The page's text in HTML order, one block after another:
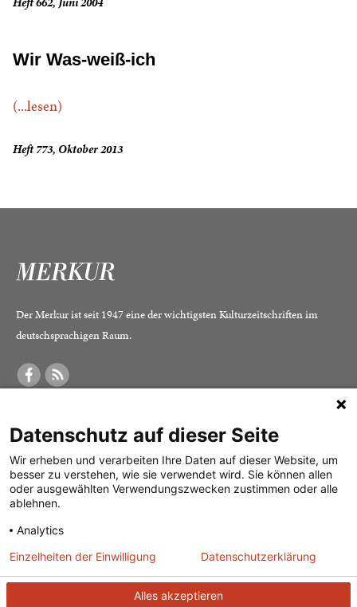
Wir Was-weiß-ich
(...lesen)
Heft 773, Oktober 2013
Der Merkur ist seit 1947 eine der wichtigsten Kulturzeitschriften im
deutschsprachigen Raum.
Was ist der Merkur?
Herausgeber /
Redaktion
Verlag
Alle Abos im Überblick
Print-Abo
Digital-Abo
Abo kündigen
Vertrag widerrufen
Impressum
Datenschutz
Mediadaten
Datenschutz auf dieser Seite
Wir erheben und verarbeiten Ihre Daten auf dieser Website, um
besser zu verstehen, wie sie verwendet wird. Sie können allen
oder ausgewählten Verwendungszwecken zustimmen oder alle
ablehnen.
Analytics
Alles akzeptieren
Einzelheiten der Einwilligung Datenschutzerklärung